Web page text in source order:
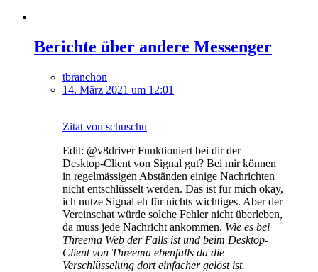
Berichte über andere Messenger
tbranchon
14. März 2021 um 12:01
Zitat von schuschu
Edit: @v8driver Funktioniert bei dir der
Desktop-Client von Signal gut? Bei mir können
in regelmässigen Abständen einige Nachrichten
nicht entschlüsselt werden. Das ist für mich okay,
ich nutze Signal eh für nichts wichtiges. Aber der
Vereinschat würde solche Fehler nicht überleben,
da muss jede Nachricht ankommen. Wie es bei
Threema Web der Falls ist und beim Desktop-
Client von Threema ebenfalls da die
Verschlüsselung dort einfacher gelöst ist.